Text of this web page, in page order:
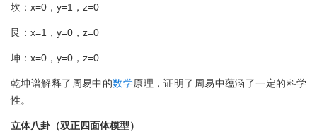
坎：x=0，y=1，z=0
艮：x=1，y=0，z=0
坤：x=0，y=0，z=0
乾坤谱解释了周易中的数学原理，证明了周易中蕴涵了一定的科学
性。
立体八卦（双正四面体模型）